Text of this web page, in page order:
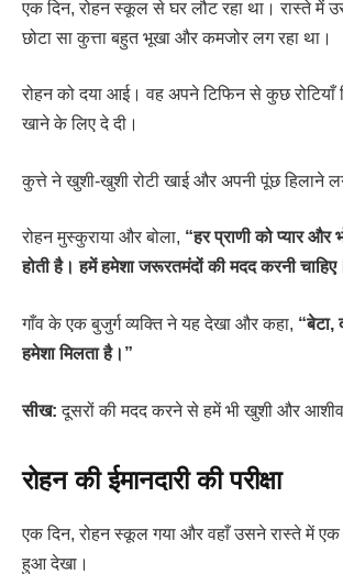
एक दिन, रोहन स्कूल से घर लौट रहा था। रास्ते में
छोटा सा कुत्ता बहुत भूखा और कमजोर लग रहा था।
रोहन को दया आई। वह अपने टिफिन से कुछ रोटियाँ
खाने के लिए दे दी।
कुत्ते ने खुशी-खुशी रोटी खाई और अपनी पूंछ हिलाने
रोहन मुस्कुराया और बोला, “हर प्राणी को प्यार
होती है। हमें हमेशा जरूरतमंदों की मदद करनी
गाँव के एक बुजुर्ग व्यक्ति ने यह देखा और कहा, “बेटा,
हमेशा मिलता है।”
सीख: दूसरों की मदद करने से हमें भी खुशी और
रोहन की ईमानदारी की परीक्षा
एक दिन, रोहन स्कूल गया और वहाँ उसने रास्ते में
हुआ देखा।